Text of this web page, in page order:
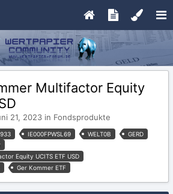
Multifactor Equity
21, 2023 in Fondsprodukte
IE000FPWSL69 WELT0B
GERD
Equity UCITS ETF USD
Ger Kommer ETF